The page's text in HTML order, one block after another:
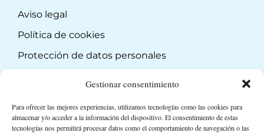
Gestionar consentimiento
Para ofrecer las mejores experiencias, utilizamos tecnologías como las cookies para
almacenar y/o acceder a la información del dispositivo. El consentimiento de estas
tecnologías nos permitirá procesar datos como el comportamiento de navegación o las
Aviso legal
Política de cookies
Protección de datos personales